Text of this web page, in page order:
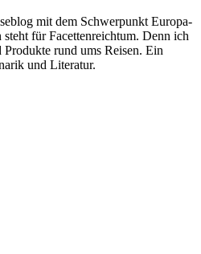
mit dem Schwerpunkt Europa-
für Facettenreichtum. Denn ich
rund ums Reisen. Ein
und Literatur.